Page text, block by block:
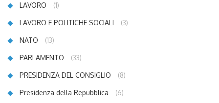
LAVORO (1)
LAVORO E POLITICHE SOCIALI (3)
NATO (13)
PARLAMENTO (33)
PRESIDENZA DEL CONSIGLIO (8)
Presidenza della Repubblica (6)